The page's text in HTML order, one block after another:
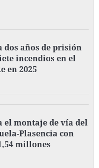
dos años de prisión
incendios en el
en 2025
el montaje de vía del
Plasencia con
millones